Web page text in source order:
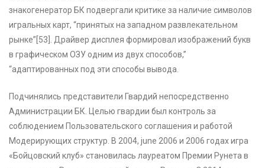
знакогенератор БК подвергали критике за наличие символов
игральных карт, “принятых на западном развлекательном
рынке”[53]. Драйвер дисплея формировал изображений букв
в графическом ОЗУ одним из двух способов,”
“адаптированных под эти способы вывода.
Подчинялись представители Гвардий непосредственно
Администрации БК. Целью гвардии был контроль за
соблюдением Пользовательского соглашения и работой
Модерирующих структур. В 2004, june 2006 и 2006 годах игра
«Бойцовский клуб» становилась лауреатом Премии Рунета в